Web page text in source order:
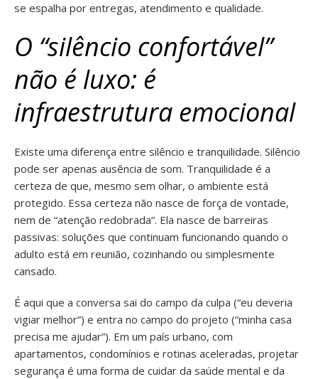
se espalha por entregas, atendimento e qualidade.
O “silêncio confortável”
não é luxo: é
infraestrutura emocional
Existe uma diferença entre silêncio e tranquilidade. Silêncio
pode ser apenas ausência de som. Tranquilidade é a
certeza de que, mesmo sem olhar, o ambiente está
protegido. Essa certeza não nasce de força de vontade,
nem de “atenção redobrada”. Ela nasce de barreiras
passivas: soluções que continuam funcionando quando o
adulto está em reunião, cozinhando ou simplesmente
cansado.
É aqui que a conversa sai do campo da culpa (“eu deveria
vigiar melhor”) e entra no campo do projeto (“minha casa
precisa me ajudar”). Em um país urbano, com
apartamentos, condomínios e rotinas aceleradas, projetar
segurança é uma forma de cuidar da saúde mental e da